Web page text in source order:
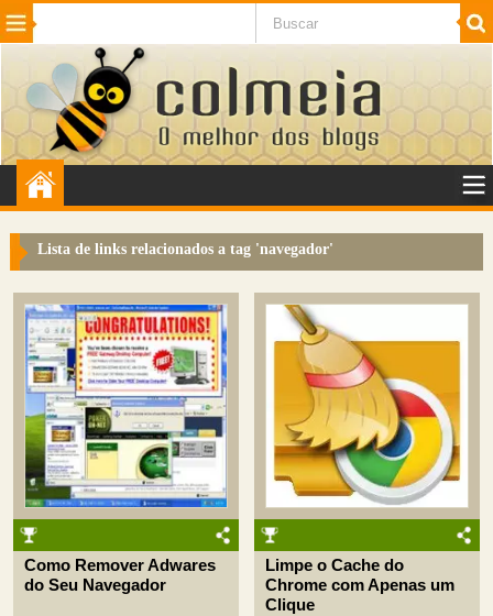
Beleza Cinema e TV
Internet Jogos NotÃ­cias SaÃºde
VeÃ­culos Adulto
Sugerir Link
Colmeia Exchange
Perguntas Frequentes
Sobre
Contato
Lista de links relacionados a tag 'navegador'
Como Remover Adwares
do Seu Navegador
Limpe o Cache do
Chrome com Apenas um
Clique